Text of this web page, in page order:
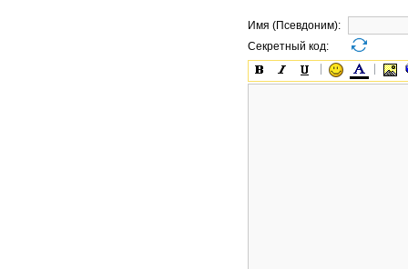
Имя (Псевдоним):
Секретный код: